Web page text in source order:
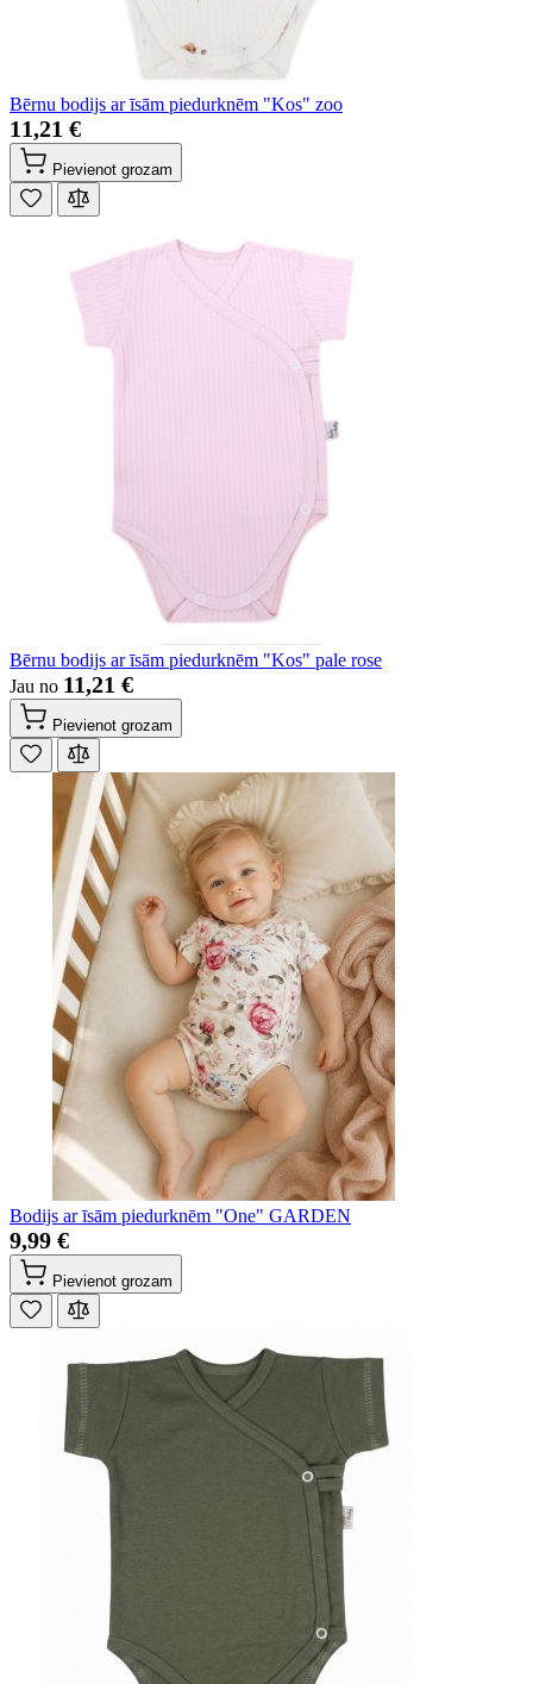
Bērnu bodijs ar īsām piedurknēm "Kos" zoo
11,21 €
Pievienot grozam
Bērnu bodijs ar īsām piedurknēm "Kos" pale rose
Jau no 11,21 €
Pievienot grozam
Bodijs ar īsām piedurknēm "One" GARDEN
9,99 €
Pievienot grozam